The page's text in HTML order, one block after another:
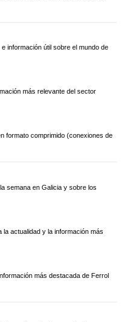
información útil sobre el mundo de
más relevante del sector
formato comprimido (conexiones de
semana en Galicia y sobre los
actualidad y la información más
más destacada de Ferrol